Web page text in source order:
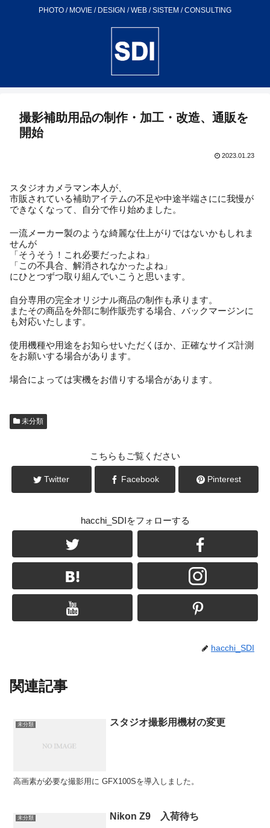
PHOTO / MOVIE / DESIGN / WEB / SISTEM / CONSULTING
撮影補助用品の制作・加工・改造、通販を
開始
2023.01.23
スタジオカメラマン本人が、
市販されている補助アイテムの不足や中途半端さにに我慢が
できなくなって、自分で作り始めました。
一流メーカー製のような綺麗な仕上がりではないかもしれま
せんが
「そうそう！これ必要だったよね」
「この不具合、解消されなかったよね」
にひとつずつ取り組んでいこうと思います。
自分専用の完全オリジナル商品の制作も承ります。
またその商品を外部に制作販売する場合、バックマージンに
も対応いたします。
使用機種や用途をお知らせいただくほか、正確なサイズ計測
をお願いする場合があります。
場合によっては実機をお借りする場合があります。
未分類
こちらもご覧ください
Twitter Facebook Pinterest
hacchi_SDIをフォローする
hacchi_SDI
関連記事
未分類 スタジオ撮影用機材の変更
高画素が必要な撮影用に GFX100Sを導入しました。
未分類 Nikon Z9 入荷待ち